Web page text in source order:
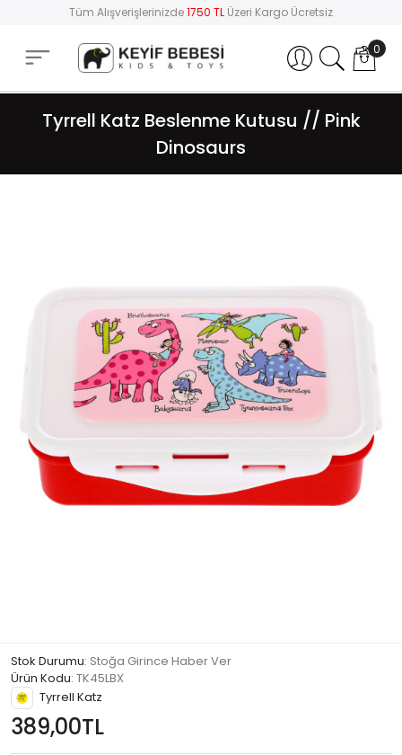
Tüm Alışverişlerinizde1750 TL Üzeri Kargo Ücretsiz
Hesabım 0
Tyrrell Katz Beslenme Kutusu // Pink
Dinosaurs
Stok Durumu: Stoğa Girince Haber Ver
Ürün Kodu: TK45LBX
Tyrrell Katz
389,00TL